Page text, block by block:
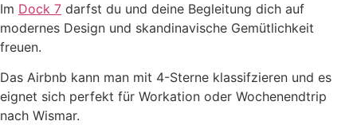
Im Dock 7 darfst du und deine Begleitung dich auf
modernes Design und skandinavische Gemütlichkeit
freuen.
Das Airbnb kann man mit 4-Sterne klassifzieren und es
eignet sich perfekt für Workation oder Wochenendtrip
nach Wismar.